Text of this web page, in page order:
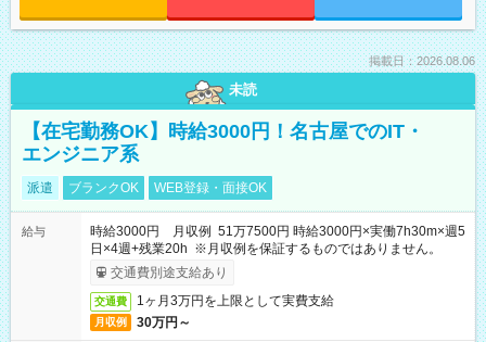
掲載日：2026.08.06
未読
【在宅勤務OK】時給3000円！名古屋でのIT・
エンジニア系
派遣 ブランクOK WEB登録・面接OK
給与
時給3000円 月収例 51万7500円 時給3000円×実働7h30m×週5
日×4週+残業20h ※月収例を保証するものではありません。
交通費別途支給あり
交通費 1ヶ月3万円を上限として実費支給
月収例 30万円～